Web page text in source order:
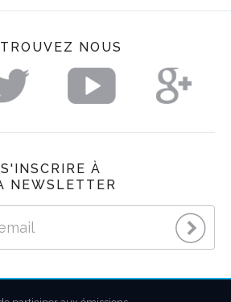
NOUS
S'INSCRIRE À
NEWSLETTER